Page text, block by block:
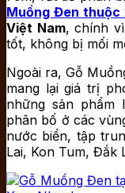
Muồng Đen thuộc
Việt Nam, chính
tốt, không bị mối
Ngoài ra, Gỗ
mang lại giá trị
những sản phẩm
phân bố ở các
nước biển, tập
Lai, Kon Tum, Đắk